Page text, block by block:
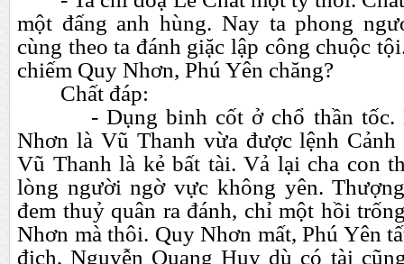
một đấng anh hùng. Nay ta phong
cùng theo ta đánh giặc lập công chuộc
chiếm Quy Nhơn, Phú Yên chăng?
Chất đáp:
- Dụng binh cốt ở chổ thần tốc.
Nhơn là Vũ Thanh vừa được lệnh
Vũ Thanh là kẻ bất tài. Vả lại cha con
lòng người ngờ vực không yên.
đem thuỷ quân ra đánh, chỉ một hồi
Nhơn mà thôi. Quy Nhơn mất, Phú Yên
địch, Nguyễn Quang Huy dù có tài